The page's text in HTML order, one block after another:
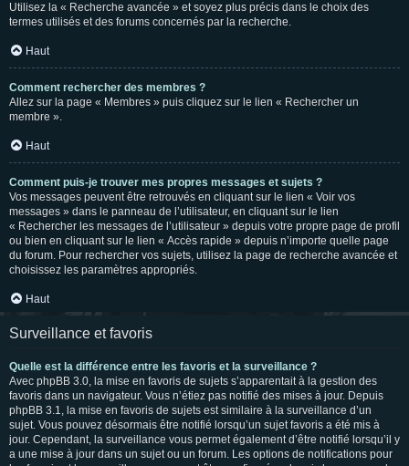
Utilisez la « Recherche avancée » et soyez plus précis dans le choix des
termes utilisés et des forums concernés par la recherche.
Haut
Comment rechercher des membres ?
Allez sur la page « Membres » puis cliquez sur le lien « Rechercher un
membre ».
Haut
Comment puis-je trouver mes propres messages et sujets ?
Vos messages peuvent être retrouvés en cliquant sur le lien « Voir vos
messages » dans le panneau de l’utilisateur, en cliquant sur le lien
« Rechercher les messages de l’utilisateur » depuis votre propre page de profil
ou bien en cliquant sur le lien « Accès rapide » depuis n’importe quelle page
du forum. Pour rechercher vos sujets, utilisez la page de recherche avancée et
choisissez les paramètres appropriés.
Haut
Surveillance et favoris
Quelle est la différence entre les favoris et la surveillance ?
Avec phpBB 3.0, la mise en favoris de sujets s’apparentait à la gestion des
favoris dans un navigateur. Vous n’étiez pas notifié des mises à jour. Depuis
phpBB 3.1, la mise en favoris de sujets est similaire à la surveillance d’un
sujet. Vous pouvez désormais être notifié lorsqu’un sujet favoris a été mis à
jour. Cependant, la surveillance vous permet également d’être notifié lorsqu’il y
a une mise à jour dans un sujet ou un forum. Les options de notifications pour